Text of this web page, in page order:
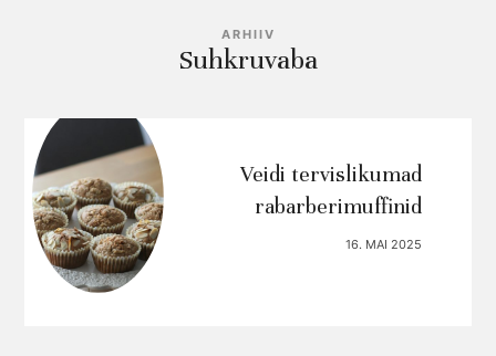
ARHIIV
Suhkruvaba
Veidi tervislikumad
rabarberimuffinid
16. MAI 2025